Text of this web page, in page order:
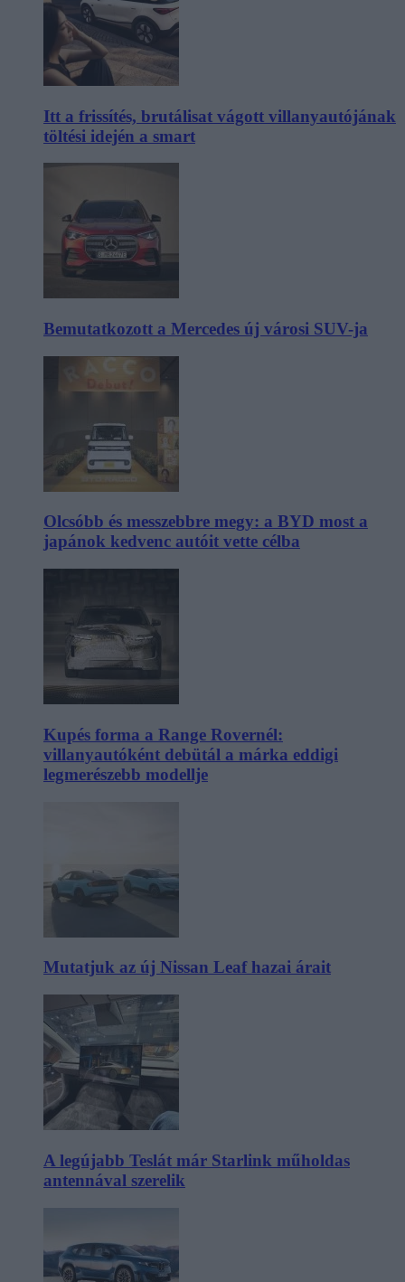
Itt a frissítés, brutálisat vágott villanyautójának
töltési idején a smart
Bemutatkozott a Mercedes új városi SUV-ja
Olcsóbb és messzebbre megy: a BYD most a
japánok kedvenc autóit vette célba
Kupés forma a Range Rovernél:
villanyautóként debütál a márka eddigi
legmerészebb modellje
Mutatjuk az új Nissan Leaf hazai árait
A legújabb Teslát már Starlink műholdas
antennával szerelik